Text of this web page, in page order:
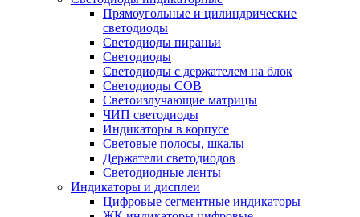
Прямоугольные и цилиндрические
светодиоды
Светодиоды пираньи
Светодиоды
Светодиоды с держателем на блок
Светодиоды COB
Светоизлучающие матрицы
ЧИП светодиоды
Индикаторы в корпусе
Световые полосы, шкалы
Держатели светодиодов
Светодиодные ленты
Индикаторы и дисплеи
Цифровые сегментные индикаторы